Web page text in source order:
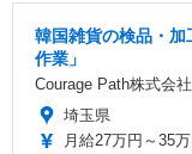
韓国雑貨の検品・
作業」
Courage Path株式会社
埼玉県
月給27万円～35